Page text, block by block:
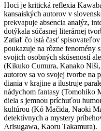
Hoci je kritická reflexia
kansaiských autorov v
prekvapuje absencia analýz,
dotýkala súčasnej literárnej
Zatiaľ čo istá časť
poukazuje na rôzne fenomény
svojich osobných skúseností
(Kikuko Cumura, Kanako
autorov sa vo svojej tvorbe na
diania v krajine a ilustruje
nádychom fantasy (Tomohiko
diela s jemnou príchuťou
kultúrou (Kó Mačida, Naoki
detektívnych a mystery
Arisugawa, Kaoru Takamura).